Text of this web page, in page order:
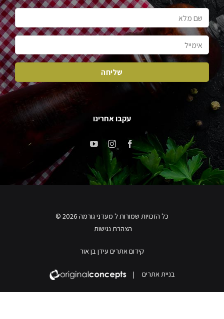
עקבו אחרינו
כל הזכויות שמורות ל מעדני גורמה 2026 ©
הצהרת נגישות
קידום אתרים עידן בן אור
בניית אתרים |